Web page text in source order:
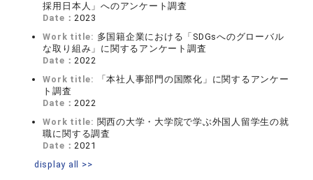
採用日本人」へのアンケート調査
Date：2023
Work title: 多国籍企業における「SDGsへのグローバル
な取り組み」に関するアンケート調査
Date：2022
Work title:
「本社人事部門の国際化」に関するアンケー
ト調査
Date：2022
Work title: 関西の大学・大学院で学ぶ外国人留学生の就
職に関する調査
Date：2021
display all >>